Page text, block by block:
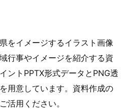
をイメージするイラスト画像
行事やイメージを紹介する資
ントPPTX形式データとPNG透
用意しています。資料作成の
活用ください。